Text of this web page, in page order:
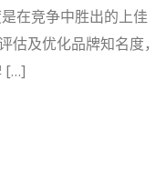
在竞争中胜出的上佳
估及优化品牌知名度，
[…]